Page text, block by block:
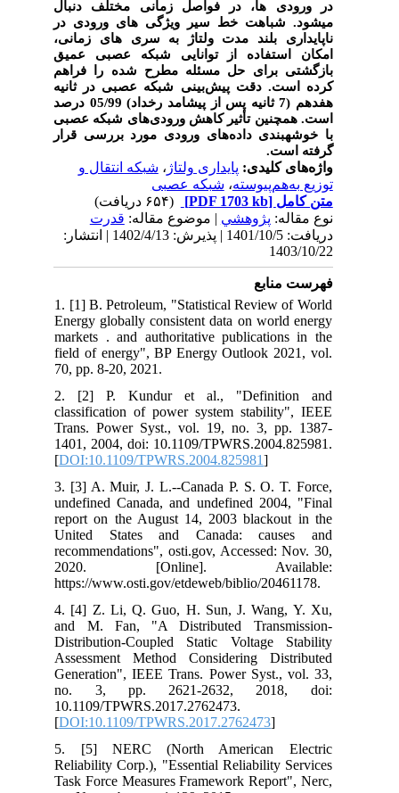
در ورودی ها، در فواصل زمانی مختلف دنبال
میشود. شباهت خط سیر ویژگی های ورودی در
ناپایداری بلند مدت ولتاژ به سری های زمانی،
امکان استفاده از توانایی شبکه عصبی عمیق
بازگشتی برای حل مسئله مطرح شده را فراهم
کرده است. دقت پیش‌بینی شبکه عصبی در ثانیه
هفدهم (7 ثانیه پس از پیشامد رخداد) 05/99 درصد
است. همچنین تأثیر کاهش ورودی‌های شبکه عصبی
با خوشه‏بندی داده‌های ورودی مورد بررسی قرار
گرفته است.
واژه‌های کلیدی:پایداری ولتاژ، شبکه انتقال و
توزیع به‌هم‌پیوسته،شبکه عصبی
متن کامل[PDF 1703 kb]
نوع مقاله:پژوهشي| موضوع مقاله:قدرت
دریافت: 1401/10/5 | پذیرش: 1402/4/13 | انتشار:
1403/10/22
فهرست منابع
1. [1] B. Petroleum, "Statistical Review of World
Energy globally consistent data on world energy
markets . and authoritative publications in the
field of energy", BP Energy Outlook 2021, vol.
70, pp. 8-20, 2021.
2. [2] P. Kundur et al., "Definition and
classification of power system stability", IEEE
Trans. Power Syst., vol. 19, no. 3, pp. 1387-
1401, 2004, doi: 10.1109/TPWRS.2004.825981.
[DOI:10.1109/TPWRS.2004.825981
3. [3] A. Muir, J. L.--Canada P. S. O. T. Force,
undefined Canada, and undefined 2004, "Final
report on the August 14, 2003 blackout in the
United States and Canada: causes and
recommendations", osti.gov, Accessed: Nov. 30,
2020. [Online]. Available:
https://www.osti.gov/etdeweb/biblio/20461178.
4. [4] Z. Li, Q. Guo, H. Sun, J. Wang, Y. Xu,
and M. Fan, "A Distributed Transmission-
Distribution-Coupled Static Voltage Stability
Assessment Method Considering Distributed
Generation", IEEE Trans. Power Syst., vol. 33,
no. 3, pp. 2621-2632, 2018, doi:
10.1109/TPWRS.2017.2762473.
[DOI:10.1109/TPWRS.2017.2762473
5. [5] NERC (North American Electric
Reliability Corp.), "Essential Reliability Services
Task Force Measures Framework Report", Nerc,